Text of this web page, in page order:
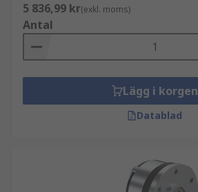
5 836,99 kr(exkl. moms)
Antal
Lägg i korgen
Datablad